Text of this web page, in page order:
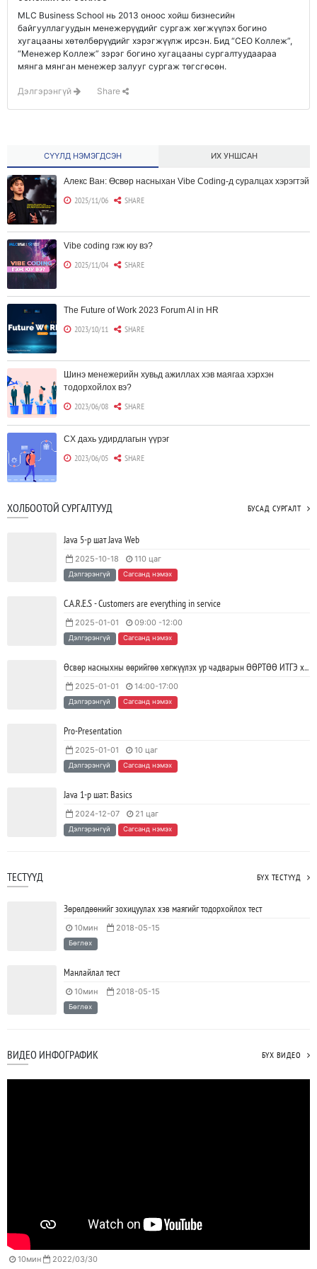
MLC Business School нь 2013 оноос хойш бизнесийн
байгууллагуудын менежерүүдийг сургаж хөгжүүлэх богино
хугацааны хөтөлбөрүүдийг хэрэгжүүлж ирсэн. Бид “СЕО Коллеж”,
“Менежер Коллеж” зэрэг богино хугацааны сургалтуудаараа
мянга мянган менежер залууг сургаж төгсгөсөн.
Дэлгэрэнгүй Share
СҮҮЛД НЭМЭГДСЭН ИХ УНШСАН
Алекс Ван: Өсвөр насныхан Vibe Coding-д суралцах хэрэгтэй
2025/11/06 SHARE
Vibe coding гэж юу вэ?
2025/11/04 SHARE
The Future of Work 2023 Forum AI in HR
2023/10/11 SHARE
Шинэ менежерийн хувьд ажиллах хэв маягаа хэрхэн
тодорхойлох вэ?
2023/06/08 SHARE
CX дахь удирдлагын үүрэг
2023/06/05 SHARE
Борлуулагчид "ЮҮЛҮҮР"-т төвлөрөх шаардлагагүй болж
2023/06/02 SHARE
Тодорхойгүй цаг үед CEO нар хэрхэн инновацийг дэмжих вэ?
JAVA программчлалын хэлний олимпиад амжилттай зохион
байгуулагдлаа.
2023/05/15 SHARE
Java VS Python: Аль хэлийг түрүүлж сурах вэ?
Ажил дээрээ сайн найзтай байх нь ажлын бүтээмж
нэмэгдүүлж, тогтвортой ажиллах суурь болдог
2023/04/25 SHARE
ХОЛБООТОЙ СУРГАЛТУУД БУСАД СУРГАЛТ
Java 5-р шат Java Web
2025-10-18 110 цаг
Дэлгэрэнгүй Сагсанд нэмэх
C.A.R.E.S - Customers are everything in service
2025-01-01 09:00 -12:00
Дэлгэрэнгүй Сагсанд нэмэх
Өсвөр насныхны өөрийгөө хөгжүүлэх ур чадварын ӨӨРТӨӨ ИТГЭ хөтөлбөр
2025-01-01 14:00-17:00
Дэлгэрэнгүй Сагсанд нэмэх
Pro-Presentation
2025-01-01 10 цаг
Дэлгэрэнгүй Сагсанд нэмэх
Java 1-р шат: Basics
2024-12-07 21 цаг
Дэлгэрэнгүй Сагсанд нэмэх
ТЕСТҮҮД БҮХ ТЕСТҮҮД
Зөрөлдөөнийг зохицуулах хэв маягийг тодорхойлох тест
10мин 2018-05-15
Бөглөх
Манлайлал тест
10мин 2018-05-15
Бөглөх
ВИДЕО ИНФОГРАФИК БҮХ ВИДЕО
10мин 2022/03/30